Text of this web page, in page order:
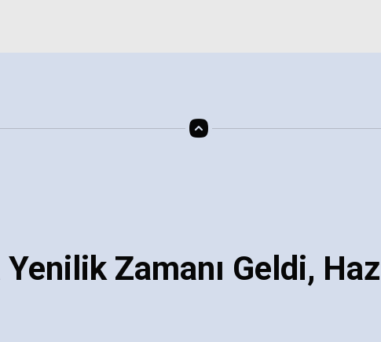
Zamanı Geldi,